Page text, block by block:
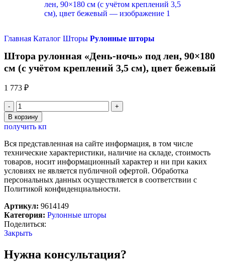
Главная Каталог Шторы Рулонные шторы
Штора рулонная «День-ночь» под лен, 90×180
см (с учётом креплений 3,5 см), цвет бежевый
1 773 ₽
Количество
товара
Штора
рулонная
«День-
ночь»
под
лен,
90×180
см
учётом
креплений
3,5
см),
В корзину
получить кп
Вся представленная на сайте информация, в том числе
технические характеристики, наличие на складе, стоимость
товаров, носит информационный характер и ни при каких
условиях не является публичной офертой. Обработка
персональных данных осуществляется в соответствии с
Политикой конфиденциальности.
Артикул: 9614149
Категория: Рулонные шторы
Поделиться:
Закрыть
Нужна консультация?